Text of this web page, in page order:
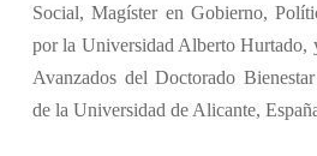
Social, Magíster en Gobierno,
por la Universidad Alberto Hurtado,
Avanzados del Doctorado
de la Universidad de Alicante,